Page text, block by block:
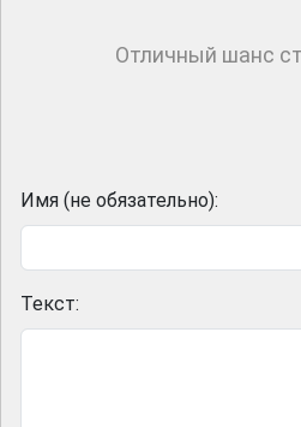
Отличный шанс
Имя (не обязательно):
Текст: